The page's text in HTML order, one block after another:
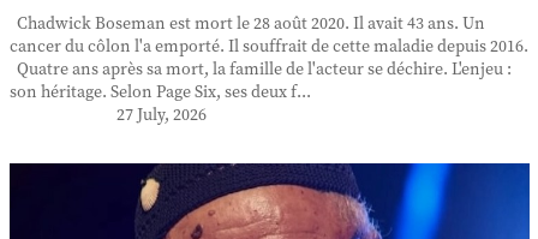
Chadwick Boseman est mort le 28 août 2020. Il avait 43 ans. Un
cancer du côlon l'a emporté. Il souffrait de cette maladie depuis 2016.
Quatre ans après sa mort, la famille de l'acteur se déchire. L'enjeu :
son héritage. Selon Page Six, ses deux f...
27 July, 2026